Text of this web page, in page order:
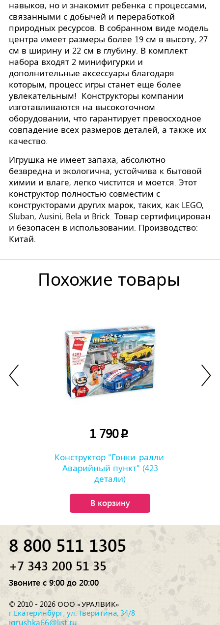
навыков, но и знакомит ребенка с процессами,
связанными с добычей и переработкой
природных ресурсов. В собранном виде модель
центра имеет размеры более 19 см в высоту, 27
см в ширину и 22 см в глубину. В комплект
набора входят 2 минифигурки и
дополнительные аксессуары благодаря
которым, процесс игры станет еще более
увлекательным! Конструкторы компании
изготавливаются на высокоточном
оборудовании, что гарантирует превосходное
совпадение всех размеров деталей, а также их
качество.
Игрушка не имеет запаха, абсолютно
безвредна и экологична; устойчива к бытовой
химии и влаге, легко чистится и моется. Этот
конструктор полностью совместим с
конструкторами других марок, таких, как LEGO,
Sluban, Ausini, Bela и Brick. Товар сертифицирован
и безопасен в использовании. Производство:
Китай.
Похожие товары
1 790p
Конструктор "Гонки-ралли:
Аварийный пункт" (423
детали)
В корзину
8 800 511 1305
+7 343 200 51 35
Звоните с 9:00 до 20:00
© 2010 - 2026 ООО «УРАЛВИК»
г.Екатеринбург, ул. Тверитина, 34/8
igrushka66@list.ru